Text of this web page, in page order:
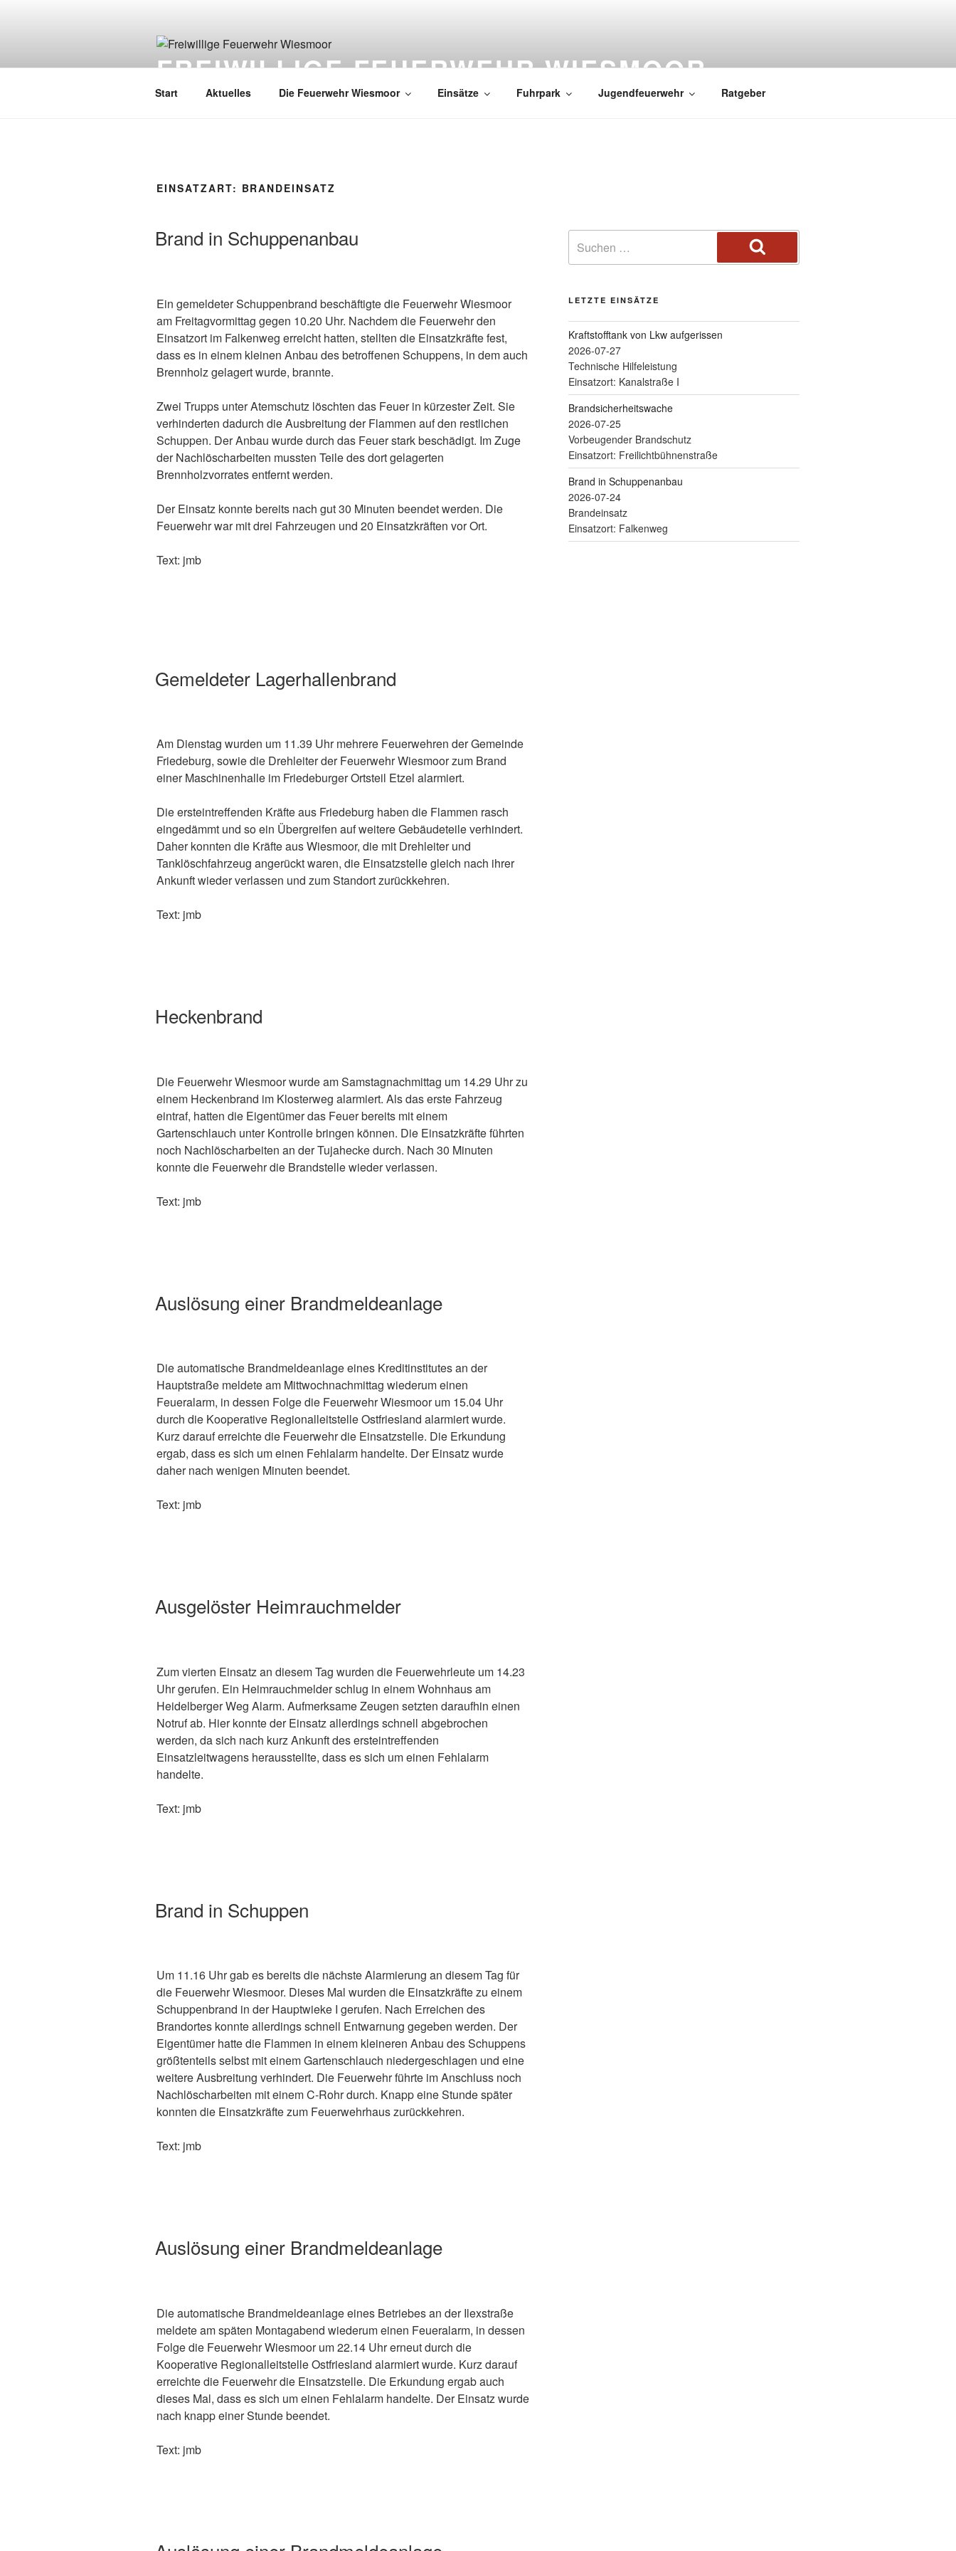
FREIWILLIGE FEUERWEHR WIESMOOR
Start Aktuelles Die Feuerwehr Wiesmoor Einsätze Fuhrpark Jugendfeuerwehr Ratgeber
EINSATZART: BRANDEINSATZ
Brand in Schuppenanbau
Ein gemeldeter Schuppenbrand beschäftigte die Feuerwehr Wiesmoor
am Freitagvormittag gegen 10.20 Uhr. Nachdem die Feuerwehr den
Einsatzort im Falkenweg erreicht hatten, stellten die Einsatzkräfte fest,
dass es in einem kleinen Anbau des betroffenen Schuppens, in dem auch
Brennholz gelagert wurde, brannte.
Zwei Trupps unter Atemschutz löschten das Feuer in kürzester Zeit. Sie
verhinderten dadurch die Ausbreitung der Flammen auf den restlichen
Schuppen. Der Anbau wurde durch das Feuer stark beschädigt. Im Zuge
der Nachlöscharbeiten mussten Teile des dort gelagerten
Brennholzvorrates entfernt werden.
Der Einsatz konnte bereits nach gut 30 Minuten beendet werden. Die
Feuerwehr war mit drei Fahrzeugen und 20 Einsatzkräften vor Ort.
Text: jmb
Gemeldeter Lagerhallenbrand
Am Dienstag wurden um 11.39 Uhr mehrere Feuerwehren der Gemeinde
Friedeburg, sowie die Drehleiter der Feuerwehr Wiesmoor zum Brand
einer Maschinenhalle im Friedeburger Ortsteil Etzel alarmiert.
Die ersteintreffenden Kräfte aus Friedeburg haben die Flammen rasch
eingedämmt und so ein Übergreifen auf weitere Gebäudeteile verhindert.
Daher konnten die Kräfte aus Wiesmoor, die mit Drehleiter und
Tanklöschfahrzeug angerückt waren, die Einsatzstelle gleich nach ihrer
Ankunft wieder verlassen und zum Standort zurückkehren.
Text: jmb
Heckenbrand
Die Feuerwehr Wiesmoor wurde am Samstagnachmittag um 14.29 Uhr zu
einem Heckenbrand im Klosterweg alarmiert. Als das erste Fahrzeug
eintraf, hatten die Eigentümer das Feuer bereits mit einem
Gartenschlauch unter Kontrolle bringen können. Die Einsatzkräfte führten
noch Nachlöscharbeiten an der Tujahecke durch. Nach 30 Minuten
konnte die Feuerwehr die Brandstelle wieder verlassen.
Text: jmb
Auslösung einer Brandmeldeanlage
Die automatische Brandmeldeanlage eines Kreditinstitutes an der
Hauptstraße meldete am Mittwochnachmittag wiederum einen
Feueralarm, in dessen Folge die Feuerwehr Wiesmoor um 15.04 Uhr
durch die Kooperative Regionalleitstelle Ostfriesland alarmiert wurde.
Kurz darauf erreichte die Feuerwehr die Einsatzstelle. Die Erkundung
ergab, dass es sich um einen Fehlalarm handelte. Der Einsatz wurde
daher nach wenigen Minuten beendet.
Text: jmb
Ausgelöster Heimrauchmelder
Zum vierten Einsatz an diesem Tag wurden die Feuerwehrleute um 14.23
Uhr gerufen. Ein Heimrauchmelder schlug in einem Wohnhaus am
Heidelberger Weg Alarm. Aufmerksame Zeugen setzten daraufhin einen
Notruf ab. Hier konnte der Einsatz allerdings schnell abgebrochen
werden, da sich nach kurz Ankunft des ersteintreffenden
Einsatzleitwagens herausstellte, dass es sich um einen Fehlalarm
handelte.
Text: jmb
Brand in Schuppen
Um 11.16 Uhr gab es bereits die nächste Alarmierung an diesem Tag für
die Feuerwehr Wiesmoor. Dieses Mal wurden die Einsatzkräfte zu einem
Schuppenbrand in der Hauptwieke I gerufen. Nach Erreichen des
Brandortes konnte allerdings schnell Entwarnung gegeben werden. Der
Eigentümer hatte die Flammen in einem kleineren Anbau des Schuppens
größtenteils selbst mit einem Gartenschlauch niedergeschlagen und eine
weitere Ausbreitung verhindert. Die Feuerwehr führte im Anschluss noch
Nachlöscharbeiten mit einem C-Rohr durch. Knapp eine Stunde später
konnten die Einsatzkräfte zum Feuerwehrhaus zurückkehren.
Text: jmb
Auslösung einer Brandmeldeanlage
Die automatische Brandmeldeanlage eines Betriebes an der Ilexstraße
meldete am späten Montagabend wiederum einen Feueralarm, in dessen
Folge die Feuerwehr Wiesmoor um 22.14 Uhr erneut durch die
Kooperative Regionalleitstelle Ostfriesland alarmiert wurde. Kurz darauf
erreichte die Feuerwehr die Einsatzstelle. Die Erkundung ergab auch
dieses Mal, dass es sich um einen Fehlalarm handelte. Der Einsatz wurde
nach knapp einer Stunde beendet.
Text: jmb
LETZTE EINSÄTZE
Kraftstofftank von Lkw aufgerissen
2026-07-27
Technische Hilfeleistung
Einsatzort: Kanalstraße I
Brandsicherheitswache
2026-07-25
Vorbeugender Brandschutz
Einsatzort: Freilichtbühnenstraße
Brand in Schuppenanbau
2026-07-24
Brandeinsatz
Einsatzort: Falkenweg